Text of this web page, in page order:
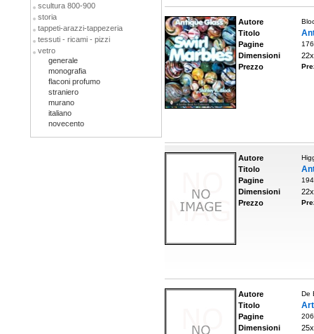
scultura 800-900
storia
tappeti-arazzi-tappezeria
tessuti - ricami - pizzi
vetro
generale
monografia
flaconi profumo
straniero
murano
italiano
novecento
Autore
Titolo
Pagine 176
Dimensioni
Prezzo
Autore
Titolo
Pagine 194
Dimensioni
Prezzo
Autore De
Titolo
Pagine 206
Dimensioni